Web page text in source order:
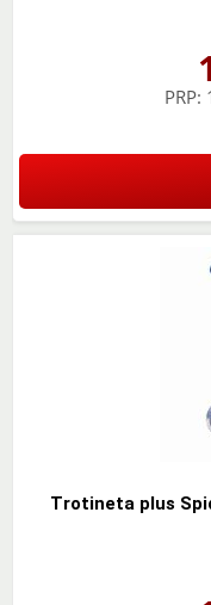
PRP:
Trotineta plus